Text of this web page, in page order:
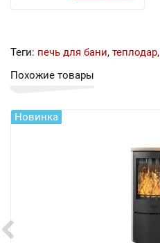
Теги: печь для бани, теплодар,
Похожие товары
Новинка